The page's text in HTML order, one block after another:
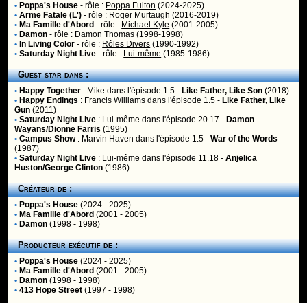
• Poppa's House - rôle : Poppa Fulton (2024-2025)
• Arme Fatale (L') - rôle : Roger Murtaugh (2016-2019)
• Ma Famille d'Abord - rôle : Michael Kyle (2001-2005)
• Damon - rôle : Damon Thomas (1998-1998)
• In Living Color - rôle : Rôles Divers (1990-1992)
• Saturday Night Live - rôle : Lui-même (1985-1986)
Guest star dans :
• Happy Together : Mike dans l'épisode 1.5 - Like Father, Like Son (2018)
• Happy Endings : Francis Williams dans l'épisode 1.5 - Like Father, Like
Gun (2011)
• Saturday Night Live : Lui-même dans l'épisode 20.17 - Damon
Wayans/Dionne Farris (1995)
• Campus Show: Marvin Haven dans l'épisode 1.5 -War of the Words
(1987)
• Saturday Night Live : Lui-même dans l'épisode 11.18 -Anjelica
Huston/George Clinton (1986)
Créateur de :
• Poppa's House (2024 - 2025)
• Ma Famille d'Abord (2001 - 2005)
• Damon (1998 - 1998)
Producteur exécutif de :
• Poppa's House (2024 - 2025)
• Ma Famille d'Abord (2001 - 2005)
• Damon (1998 - 1998)
• 413 Hope Street (1997 - 1998)